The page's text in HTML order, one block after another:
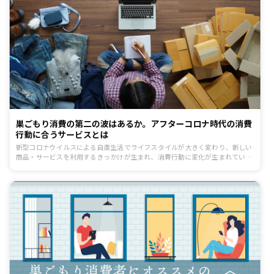
巣ごもり消費の第二の波はあるか。アフターコロナ時代の消費
行動に合うサービスとは
新型コロナウイルスによる自粛生活でライフスタイルが大きく変わり、新しい
商品・サービスを利用するきっかけが生まれ、消費行動に変化が生まれていま
も高い需要が見込まれる注目のサービスを取り上げ、「どんなサービスが消費
者から求められているのか」という成長の要因を分析していきます。